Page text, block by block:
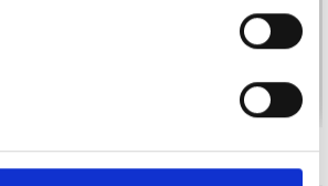
Zobacz wszystkie opcje